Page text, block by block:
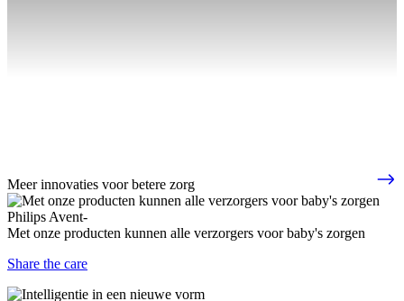
Meer innovaties voor betere zorg
Philips Avent-
Met onze producten kunnen alle verzorgers voor baby's zorgen
Share the care